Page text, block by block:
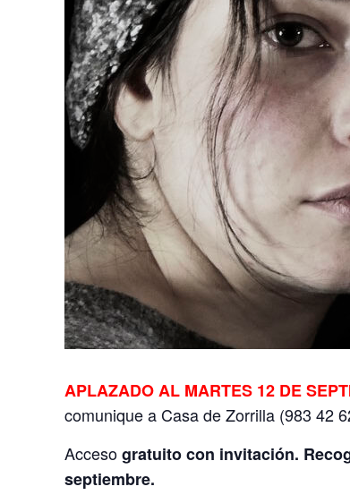
APLAZADO AL MARTES 12 DE
comunique a Casa de Zorrilla (983 42
Accesogratuito con invitación.
septiembre.